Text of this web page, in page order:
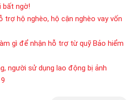
bất ngờ!
trợ hộ nghèo, hộ cận nghèo vay vốn
gì để nhận hỗ trợ từ quỹ Bảo hiểm
người sử dụng lao động bị ảnh